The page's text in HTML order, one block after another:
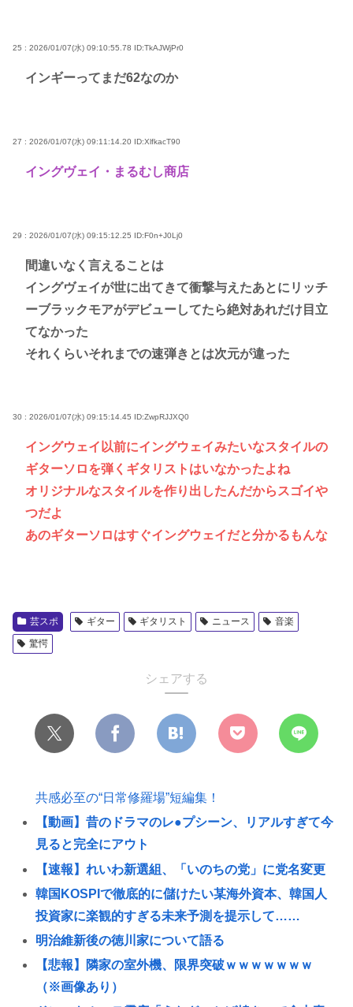
25 : 2026/01/07(水) 09:10:55.78 ID:TkAJWjPr0
インギーってまだ62なのか
27 : 2026/01/07(水) 09:11:14.20 ID:XlfkacT90
イングヴェイ・まるむし商店
29 : 2026/01/07(水) 09:15:12.25 ID:F0n+J0Lj0
間違いなく言えることは
イングヴェイが世に出てきて衝撃与えたあとにリッチ
ーブラックモアがデビューしてたら絶対あれだけ目立
てなかった
それくらいそれまでの速弾きとは次元が違った
30 : 2026/01/07(水) 09:15:14.45 ID:ZwpRJJXQ0
イングウェイ以前にイングウェイみたいなスタイルの
ギターソロを弾くギタリストはいなかったよね
オリジナルなスタイルを作り出したんだからスゴイや
つだよ
あのギターソロはすぐイングウェイだと分かるもんな
芸スポ ギター ギタリスト ニュース
音楽
驚愕
シェアする
共感必至の“日常修羅場”短編集！
【動画】昔のドラマのレ●プシーン、リアルすぎて今
見ると完全にアウト
【速報】れいわ新選組、「いのちの党」に党名変更
韓国KOSPIで徹底的に儲けたい某海外資本、韓国人
投資家に楽観的すぎる未来予測を提示して……
明治維新後の徳川家について語る
【悲報】隣家の室外機、限界突破ｗｗｗｗｗｗｗ
（※画像あり）